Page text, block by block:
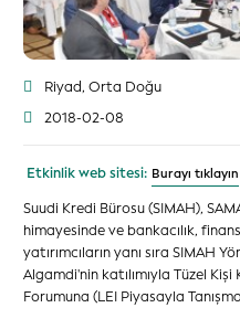
Riyad, Orta Doğu
2018-02-08
Etkinlik web sitesi: Burayı tıklayın
Suudi Kredi Bürosu (SIMAH),
himayesinde ve bankacılık,
yatırımcıların yanı sıra SIMAH
Algamdi'nin katılımıyla Tüzel
Forumuna (LEI Piyasayla